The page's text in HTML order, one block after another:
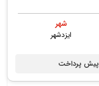
شهر
ایزدشهر
پیش پرداخت